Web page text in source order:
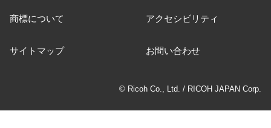
商標について アクセシビリティ
サイトマップ お問い合わせ
© Ricoh Co., Ltd. / RICOH JAPAN Corp.